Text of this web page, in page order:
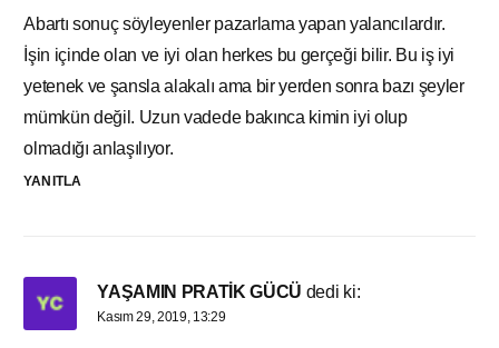
Abartı sonuç söyleyenler pazarlama yapan yalancılardır.
İşin içinde olan ve iyi olan herkes bu gerçeği bilir. Bu iş iyi
yetenek ve şansla alakalı ama bir yerden sonra bazı şeyler
mümkün değil. Uzun vadede bakınca kimin iyi olup
olmadığı anlaşılıyor.
YANITLA
YAŞAMIN PRATİK GÜCÜ dedi ki:
Kasım 29, 2019, 13:29